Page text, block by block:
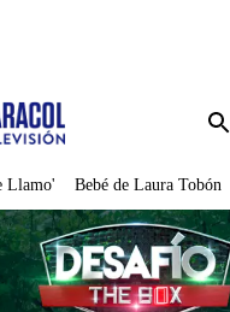
Llamo' Bebé de Laura Tobón